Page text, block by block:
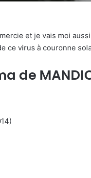
et je vais moi
ce virus à couronne
de